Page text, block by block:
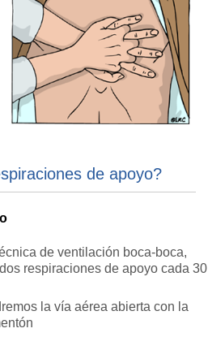
de apoyo?
de ventilación boca-boca,
respiraciones de apoyo cada 30
la vía aérea abierta con la